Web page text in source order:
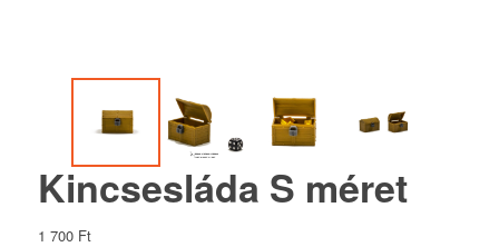
Kincsesláda S méret
1 700 Ft